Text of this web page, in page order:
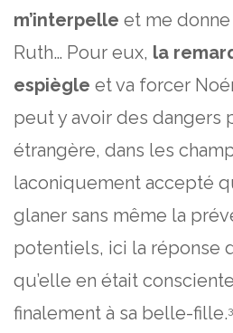
m’interpelle et me
Ruth… Pour eux, la
espiègle et va forcer
peut y avoir des dangers
étrangère, dans les
laconiquement accepté
glaner sans même la
potentiels, ici la réponse
qu’elle en était
finalement à sa belle-fille.3